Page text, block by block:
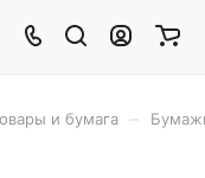
и бумага